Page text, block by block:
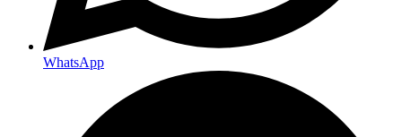
WhatsApp